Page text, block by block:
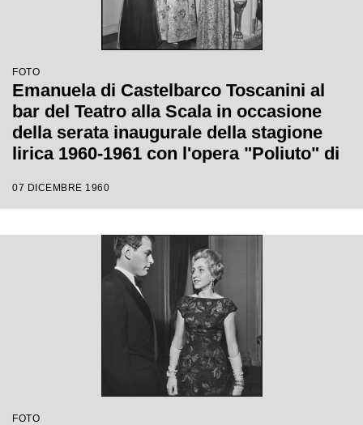
FOTO
Emanuela di Castelbarco Toscanini al
bar del Teatro alla Scala in occasione
della serata inaugurale della stagione
lirica 1960-1961 con l'opera "Poliuto" di
Votto con la regia di Herbert Graf
07 DICEMBRE 1960
FOTO